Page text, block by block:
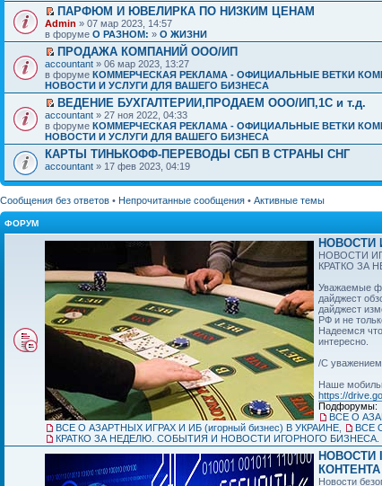
ПАРФЮМ И ЮВЕЛИРКА ПО НИЗКИМ ЦЕНАМ
Admin » 07 мар 2023, 14:57
в форуме О РАЗНОМ: » О ЖИЗНИ
ПРОДАЖА КОМПАНИЙ ООО/ИП
accountant » 06 мар 2023, 13:27
в форуме КОММЕРЧЕСКАЯ РЕКЛАМА - ОФИЦИАЛЬНЫЕ ВЕТКИ
НОВОСТИ И УСЛУГИ ДЛЯ ВАШЕГО БИЗНЕСА
ВЕДЕНИЕ БУХГАЛТЕРИИ,ПРОДАЕМ ООО/ИП,1C и т.д.
accountant » 27 ноя 2022, 04:33
в форуме КОММЕРЧЕСКАЯ РЕКЛАМА - ОФИЦИАЛЬНЫЕ ВЕТКИ
НОВОСТИ И УСЛУГИ ДЛЯ ВАШЕГО БИЗНЕСА
КАРТЫ ТИНЬКОФФ-ПЕРЕВОДЫ СБП В СТРАНЫ СНГ
accountant » 17 фев 2023, 04:19
Сообщения без ответов • Непрочитанные сообщения • Активные темы
ФОРУМ
НОВОСТИ
НОВОСТИ
КРАТКО ЗА
Уважаемые
дайджест
дайджест
РФ и не
Надеемся
интересно.
/С
Наше
https://
Подфорумы:
ВСЕ О
ВСЕ О АЗАРТНЫХ ИГРАХ И ИБ (игорный бизнес) В УКРАИНЕ
ВСЕ
КРАТКО ЗА НЕДЕЛЮ. СОБЫТИЯ И НОВОСТИ ИГОРНОГО БИЗНЕСА.
НОВОСТИ
КОНТЕНТА
Новости